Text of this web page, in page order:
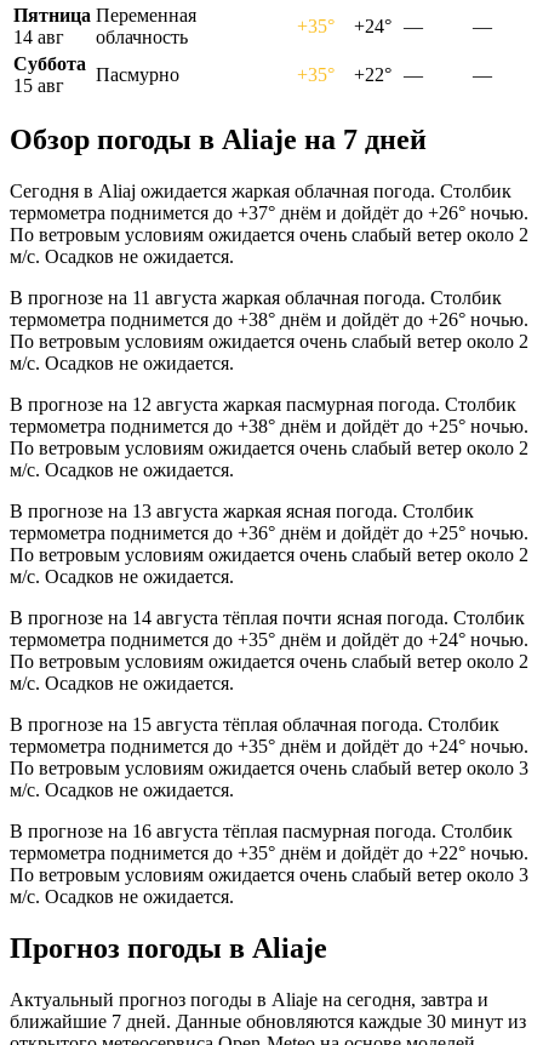
Пятница
14 авг
Переменная
облачность
+35° +24° —
—
Суббота
15 авг
Пасмурно +35° +22° — —
Обзор погоды в Aliajе на 7 дней
Сегодня в Aliaj ожидается жаркая облачная погода. Столбик
термометра поднимется до +37° днём и дойдёт до +26° ночью.
По ветровым условиям ожидается очень слабый ветер около 2
м/с. Осадков не ожидается.
В прогнозе на 11 августа жаркая облачная погода. Столбик
термометра поднимется до +38° днём и дойдёт до +26° ночью.
По ветровым условиям ожидается очень слабый ветер около 2
м/с. Осадков не ожидается.
В прогнозе на 12 августа жаркая пасмурная погода. Столбик
термометра поднимется до +38° днём и дойдёт до +25° ночью.
По ветровым условиям ожидается очень слабый ветер около 2
м/с. Осадков не ожидается.
В прогнозе на 13 августа жаркая ясная погода. Столбик
термометра поднимется до +36° днём и дойдёт до +25° ночью.
По ветровым условиям ожидается очень слабый ветер около 2
м/с. Осадков не ожидается.
В прогнозе на 14 августа тёплая почти ясная погода. Столбик
термометра поднимется до +35° днём и дойдёт до +24° ночью.
По ветровым условиям ожидается очень слабый ветер около 2
м/с. Осадков не ожидается.
В прогнозе на 15 августа тёплая облачная погода. Столбик
термометра поднимется до +35° днём и дойдёт до +24° ночью.
По ветровым условиям ожидается очень слабый ветер около 3
м/с. Осадков не ожидается.
В прогнозе на 16 августа тёплая пасмурная погода. Столбик
термометра поднимется до +35° днём и дойдёт до +22° ночью.
По ветровым условиям ожидается очень слабый ветер около 3
м/с. Осадков не ожидается.
Прогноз погоды в Aliajе
Актуальный прогноз погоды в Aliajе на сегодня, завтра и
ближайшие 7 дней. Данные обновляются каждые 30 минут из